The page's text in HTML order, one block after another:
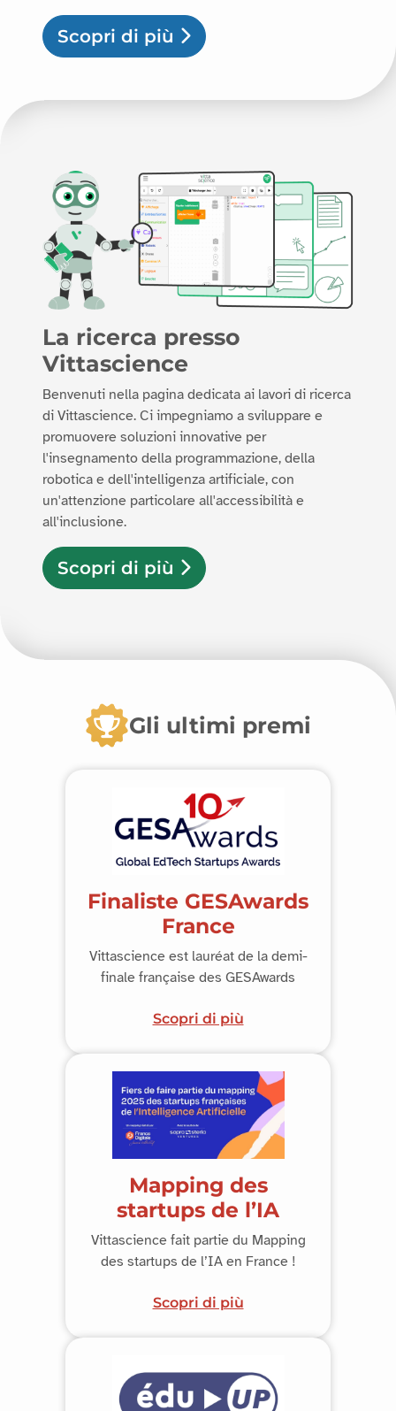
Scopri di più
La ricerca presso
Vittascience
Benvenuti nella pagina dedicata ai lavori di ricerca
di Vittascience. Ci impegniamo a sviluppare e
promuovere soluzioni innovative per
l'insegnamento della programmazione, della
robotica e dell'intelligenza artificiale, con
un'attenzione particolare all'accessibilità e
all'inclusione.
Scopri di più
Gli ultimi premi
Finaliste GESAwards
France
Vittascience est lauréat de la demi-
finale française des GESAwards
Scopri di più
Mapping des
startups de l’IA
Vittascience fait partie du Mapping
des startups de l’IA en France !
Scopri di più